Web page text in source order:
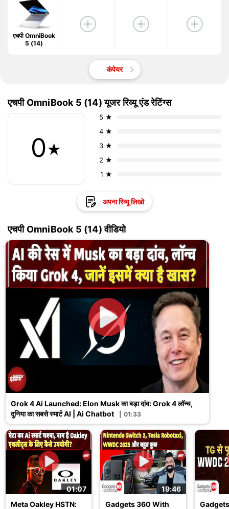
एचपी OmniBook
5 (14)
कंपेयर
एचपी OmniBook 5 (14) यूजर रिव्यू एंड रेटिंग्स
0★
5 ★
4 ★
3 ★
2 ★
1 ★
अपना रिव्यू लिखो
एचपी OmniBook 5 (14) वीडियो
Grok 4 Ai Launched: Elon Musk का बड़ा दांव: Grok 4 लॉन्च,
दुनिया का सबसे स्मार्ट AI | Ai Chatbot
01:33
01:07
Meta Oakley HSTN:
19:46
Gadgets 360 With